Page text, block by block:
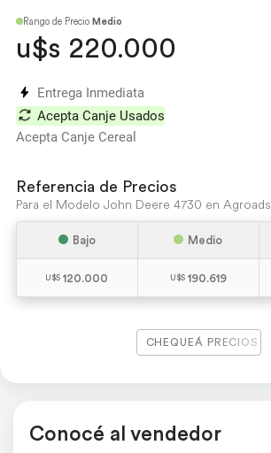
Rango de Precio Medio
u$s 220.000
Entrega Inmediata
Acepta Canje Usados
Acepta Canje Cereal
Referencia de Precios
Para el Modelo John Deere 4730 en Agroads
Bajo Medio
120.000 190.619
CHEQUEÁ PRECIOS
Conocé al vendedor